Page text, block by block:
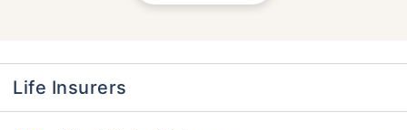
Life Insurers